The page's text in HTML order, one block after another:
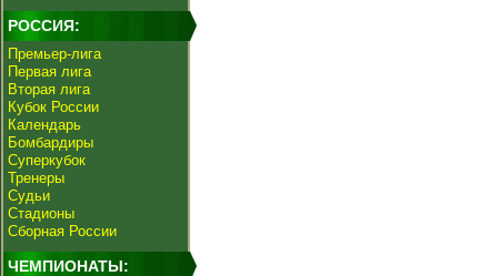
РОССИЯ:
Премьер-лига
Первая лига
Вторая лига
Кубок России
Календарь
Бомбардиры
Суперкубок
Тренеры
Судьи
Стадионы
Сборная России
ЧЕМПИОНАТЫ: